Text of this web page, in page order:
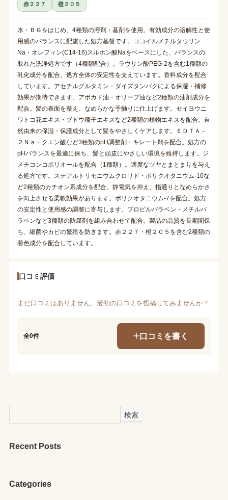
赤２２７ 橙２０５
水・ＢＧをはじめ、4種類の溶剤・基剤を使用。有効成分の溶解性と使
用感のバランスに配慮した処方基盤です。ココイルメチルタウリン
Na・オレフィン(C14-16)スルホン酸Naをベースにした、バランスの
取れた洗浄処方です（4種類配合）。ラウリン酸PEG-2を含む1種類の
乳化成分を配合。処方全体の安定性を支えています。香料成分を配合
しています。アセチルグルタミン・ダイズタンパクによる保湿・補修
効果が期待できます。アボカド油・オリーブ油など2種類の油剤成分を
配合。髪の表面を整え、なめらかな手触りに仕上げます。セイヨウニ
ワトコ花エキス・ブドウ種子エキスなど2種類の植物エキスを配合。自
然由来の保湿・保護成分として髪をやさしくケアします。ＥＤＴＡ－
２Ｎａ・クエン酸など3種類のpH調整剤・キレート剤を配合。処方の
pHバランスを最適に保ち、髪と頭皮にやさしい環境を維持します。ジ
メチコンコポリオールを配合（1種類）。適度なツヤとまとまりを与え
る処方です。ステアルトリモニウムクロリド・ポリクオタニウム-10な
ど2種類のカチオン系成分を配合。静電気を抑え、指通りとなめらかさ
を向上させる柔軟効果があります。ポリクオタニウム-7を配合。処方
の安定性と使用感の調整に寄与します。プロピルパラベン・メチルパ
ラベンなど3種類の防腐剤を組み合わせて配合。製品の品質を長期間保
ち、細菌やカビの繁殖を防ぎます。赤２２７・橙２０５を含む2種類の
着色成分を配合しています。
口コミ評価
まだ口コミはありません。最初の口コミを投稿してみませんか？
全0件 口コミを書く
検索
Recent Posts
Categories